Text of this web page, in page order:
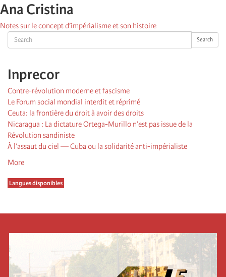
Search Search
Inprecor
Contre-révolution moderne et fascisme
Le Forum social mondial interdit et réprimé
Ceuta: la frontière du droit à avoir des droits
Nicaragua : La dictature Ortega-Murillo n’est pas issue de la
Révolution sandiniste
À l’assaut du ciel — Cuba ou la solidarité anti-impérialiste
More
Langues disponibles
Ana Cristina
Notes sur le concept d’impérialisme et son histoire